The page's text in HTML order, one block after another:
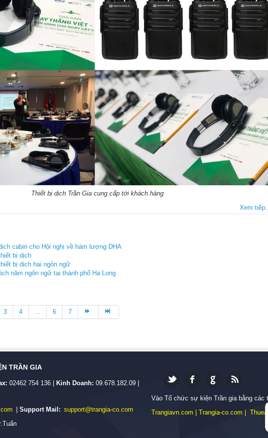
Thiết bị dịch Trần Gia cung cấp tới khách hàng
Xem
cabin cho Hội nghị về hàm lượng DHA
bị dịch
bị dịch hai ngôn ngữ
năm ngôn ngữ tại thành phố Hạ Long
3 4 6 7
TRẦN GIA
02462 754 136 | Kinh Doanh: 09.678.182.09 |
Support Mail: support@trangia-co.com
Vào Tổ chức sự kiện Trần gia bằng các
Trangiavn.com
Trangia-co.com